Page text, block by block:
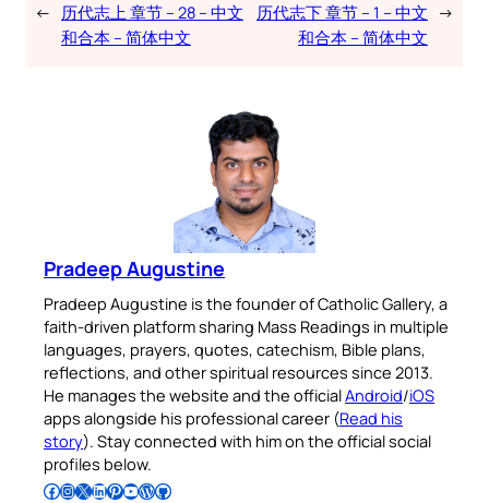
← 历代志上 章节 – 28 – 中文
和合本 – 简体中文
历代志下 章节 – 1 – 中文
和合本 – 简体中文
→
Pradeep Augustine
Pradeep Augustine is the founder of Catholic Gallery, a
faith-driven platform sharing Mass Readings in multiple
languages, prayers, quotes, catechism, Bible plans,
reflections, and other spiritual resources since 2013.
He manages the website and the officialAndroid/iOS
apps alongside his professional career (Read his
story). Stay connected with him on the official social
profiles below.
Follow Pradeep on Facebook Follow Pradeep on InstagramFollow Pradeep on X Follow Pradeep on LinkedIn Follow Pradeep on Pinterest Subscribe to Pradeep’s Youtube Channel Follow Pradeep on WordPress Follow Pradeep on GitHub